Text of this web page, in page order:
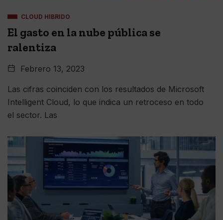
CLOUD HIBRIDO
El gasto en la nube pública se
ralentiza
Febrero 13, 2023
Las cifras coinciden con los resultados de Microsoft
Intelligent Cloud, lo que indica un retroceso en todo
el sector. Las